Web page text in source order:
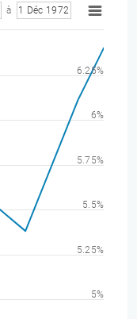
à 1 Déc 1972
5%
5.25%
5.5%
5.75%
6%
6.25%